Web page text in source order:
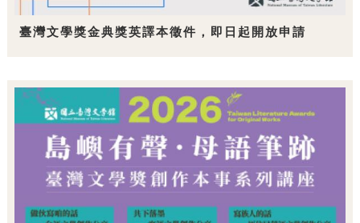
臺灣文學獎金典獎英譯本徵件，即日起開放申請